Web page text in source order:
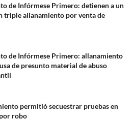
de Infórmese Primero: detienen a un
triple allanamiento por venta de
de Infórmese Primero: allanamiento
de presunto material de abuso
permitió secuestrar pruebas en
robo